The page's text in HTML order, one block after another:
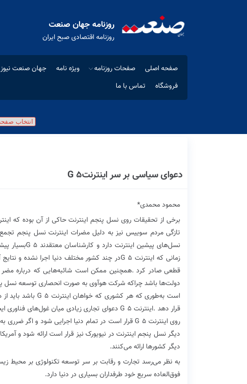
روزنامه جهان صنعت
روزنامه اقتصادی صبح ایران
صفحه اصلی صفحات روزنامه ویژه نامه جهان صنعت نیوز
فروشگاه
تماس با ما
دعوای‭ ‬سیاسی‭ ‬بر‭ ‬سر‭ ‬اینترنت‭ ‬G‭ ‬۵
محمود‭ ‬محمدی‭*‬
برخی‭ ‬از‭ ‬تحقیقات‭ ‬روی‭ ‬نسل‭ ‬پنجم‭ ‬اینترنت‭ ‬حاکی‭ ‬از‭ ‬آن‭ ‬بوده‭ ‬که‭ ‬اینترنت
‬تازگی‭ ‬مردم‭ ‬سوییس‭ ‬نیز‭ ‬به‭ ‬دلیل‭ ‬مضرات‭ ‬اینترنت‭ ‬نسل‭ ‬پنجم‭ ‬تجمع‭ ‬کرده‌‌اند‭. ‬با‭ ‬این‭ ‬همه‭ ‬اینترنت
‬نسل‌های‭ ‬پیشین‭ ‬اینترنت‭ ‬دارد‭ ‬و‭ ‬کارشناسان‭ ‬معتقدند
G
‬زمانی‭ ‬که‭ ‬اینترنت
G
‬قطعی‭ ‬صادر‭ ‬کرد‭. ‬همچنین‭ ‬ممکن‭ ‬است‭ ‬شائبه‌هایی‭ ‬که‭ ‬درباره‭ ‬مضر‭ ‬بودن‭ ‬اینترنت‭ ‬
‬است‭ ‬به‌طوری‭ ‬که‭ ‬هر‭ ‬کشوری‭ ‬که‭ ‬خواهان‭ ‬اینترنت‭ ‬
G
‬قرار‭ ‬دهد‭. ‬اینترنت‭ ‬
G
‬روی‭ ‬اینترنت‭ ‬
G
‬دیگر‭ ‬کشورها‭ ‬ارائه‭ ‬می‌کنند‭.‬
به‭ ‬نظر‭ ‬می‌رسد‭ ‬تجارت‭ ‬و‭ ‬رقابت‭ ‬بر‭ ‬سر‭ ‬توسعه‭ ‬تکنولوژی‭ ‬بر‭ ‬محیط‭ ‬زیست‭ ‬و‭ ‬سلامت‭ ‬مردم‭ ‬غلبه‭ ‬کرده‭ ‬است‭. ‬اینترنت‭ ‬
‬فوق‌العاده‭ ‬سریع‭ ‬خود‭ ‬طرفداران‭ ‬بسیاری‭ ‬در‭ ‬دنیا‭ ‬دارد‭.‬